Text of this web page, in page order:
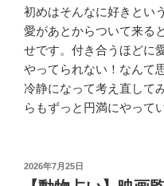
初めはそんなに好きとい
愛があとからついて来る
せです。付き合うほどに
やってられない！なんて
冷静になって考え直して
らもずっと円満にやって
投
2026年7月25日